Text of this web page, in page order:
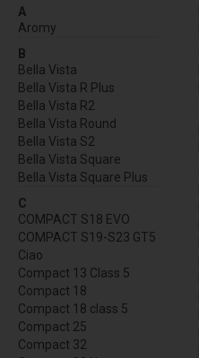
A
Aromy
B
Bella Vista
Bella Vista R Plus
Bella Vista R2
Bella Vista Round
Bella Vista S2
Bella Vista Square
Bella Vista Square Plus
C
COMPACT S18 EVO
COMPACT S19-S23 GT5
Ciao
Compact 13 Class 5
Compact 18
Compact 18 class 5
Compact 25
Compact 32